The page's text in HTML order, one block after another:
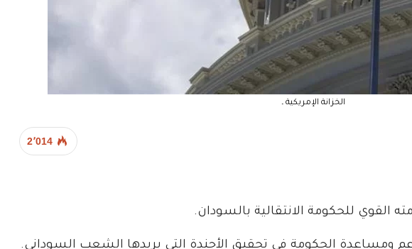
الخزانة الإمريكية ـ
2٬014
القوي للحكومة الانتقالية بالسودان.
ومساعدة الحكومة في تحقيق الأجندة التي يريدها الشعب السوداني.